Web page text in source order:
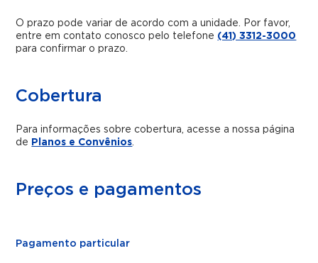
O prazo pode variar de acordo com a unidade. Por favor,
entre em contato conosco pelo telefone (41) 3312-3000
para confirmar o prazo.
Cobertura
Para informações sobre cobertura, acesse a nossa página
de Planos e Convênios
Preços e pagamentos
Pagamento particular